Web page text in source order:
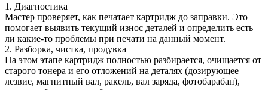
1. Диагностика
Мастер проверяет, как печатает картридж до заправки. Это
помогает выявить текущий износ деталей и определить есть
ли какие-то проблемы при печати на данный момент.
2. Разборка, чистка, продувка
На этом этапе картридж полностью разбирается, очищается от
старого тонера и его отложений на деталях (дозирующее
лезвие, магнитный вал, ракель, вал заряда, фотобарабан),